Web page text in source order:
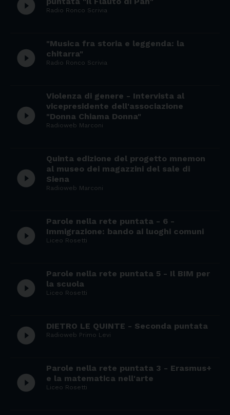
play_circle_filled Radio Ronco Scrivia
play_circle_filled
"Musica fra storia e leggenda: la
chitarra"
Radio Ronco Scrivia
play_circle_filled
Violenza di genere - Intervista al
vicepresidente dell'associazione
"Donna Chiama Donna"
Radioweb Marconi
play_circle_filled
Quinta edizione del progetto mnemon
al museo dei magazzini del sale di
Siena
Radioweb Marconi
play_circle_filled
Parole nella rete puntata - 6 -
Immigrazione: bando ai luoghi comuni
Liceo Rosetti
play_circle_filled
Parole nella rete puntata 5 - Il BIM per
la scuola
Liceo Rosetti
play_circle_filled DIETRO LE QUINTE - Seconda puntata
Radioweb Primo Levi
play_circle_filled
Parole nella rete puntata 3 - Erasmus+
e la matematica nell'arte
Liceo Rosetti